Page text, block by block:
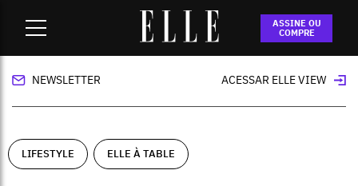
ASSINE OU
COMPRE
Quem quer repetir o prato? Chegou ELLE à
Table Volume 02!
NEWSLETTER ACESSAR ELLE VIEW
LIFESTYLE ELLE À TABLE